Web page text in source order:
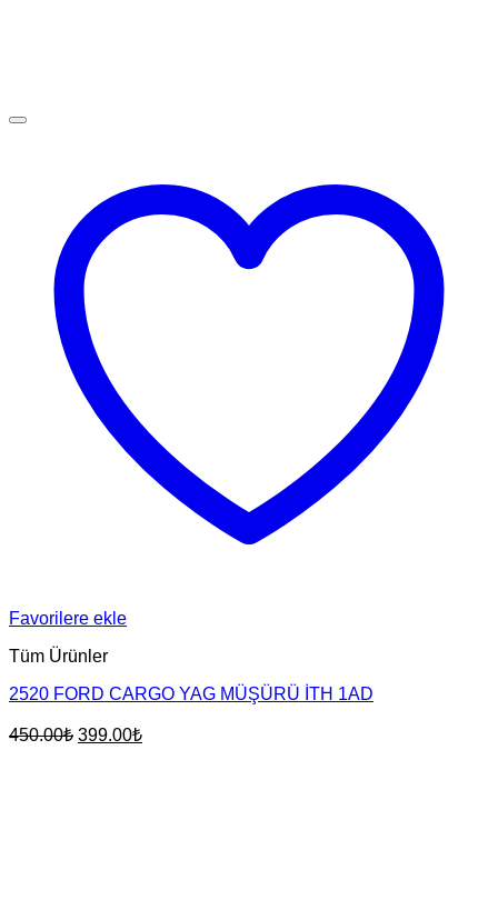
Favorilere ekle
Tüm Ürünler
2520 FORD CARGO YAG MÜŞÜRÜ İTH 1AD
450.00₺ Orijinal
399.00₺Şu